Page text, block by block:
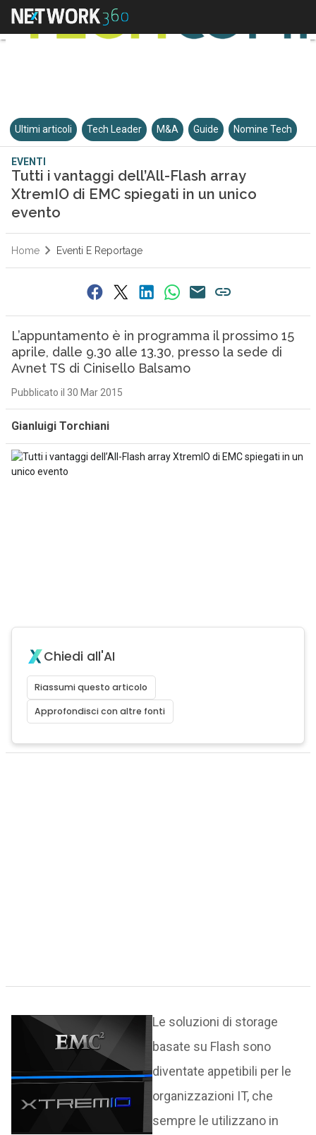
Ultimi articoli Tech Leader M&A Guide Nomine Tech
EVENTI
Tutti i vantaggi dell’All-Flash array
XtremIO di EMC spiegati in un unico
evento
Home Eventi E Reportage
L’appuntamento è in programma il prossimo 15
aprile, dalle 9.30 alle 13.30, presso la sede di
Avnet TS di Cinisello Balsamo
Pubblicato il 30 Mar 2015
Gianluigi Torchiani
Chiedi all'AI
Riassumi questo articolo
Approfondisci con altre fonti
Le soluzioni di storage
basate su Flash sono
diventate appetibili per le
organizzazioni IT, che
sempre le utilizzano in